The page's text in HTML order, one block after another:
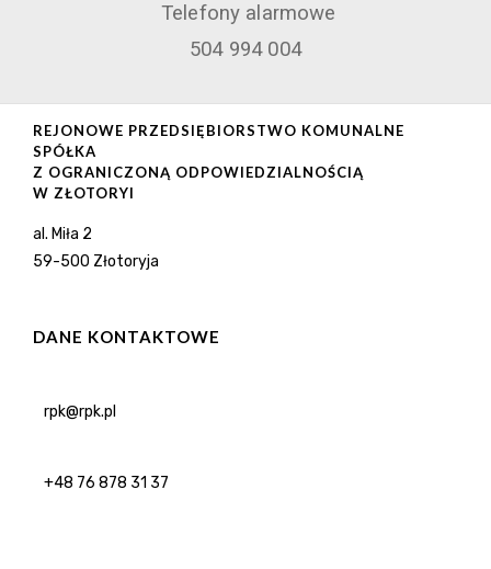
Telefony alarmowe
504 994 004
REJONOWE PRZEDSIĘBIORSTWO KOMUNALNE
SPÓŁKA
Z OGRANICZONĄ ODPOWIEDZIALNOŚCIĄ
W ZŁOTORYI
al. Miła 2
59-500 Złotoryja
DANE KONTAKTOWE
rpk@rpk.pl
+48 76 878 31 37